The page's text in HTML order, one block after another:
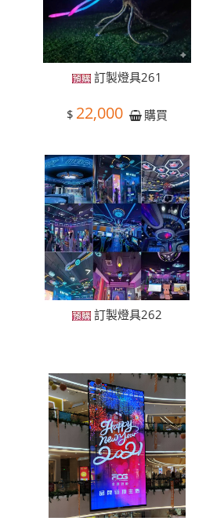
訂製燈具261
$ 22,000 購買
訂製燈具262